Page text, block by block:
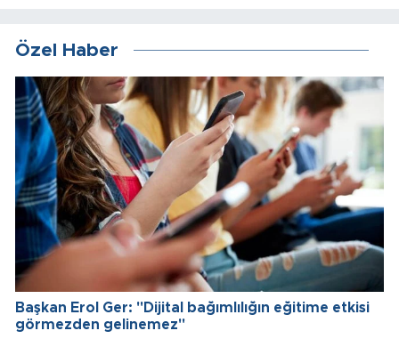
Özel Haber
Başkan Erol Ger: "Dijital bağımlılığın eğitime etkisi
görmezden gelinemez"